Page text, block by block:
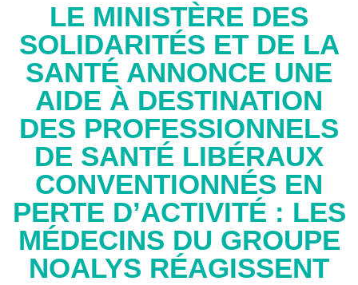
LE MINISTÈRE DES
SOLIDARITÉS ET DE LA
SANTÉ ANNONCE UNE
AIDE À DESTINATION
DES PROFESSIONNELS
DE SANTÉ LIBÉRAUX
CONVENTIONNÉS EN
PERTE D’ACTIVITÉ : LES
MÉDECINS DU GROUPE
NOALYS RÉAGISSENT